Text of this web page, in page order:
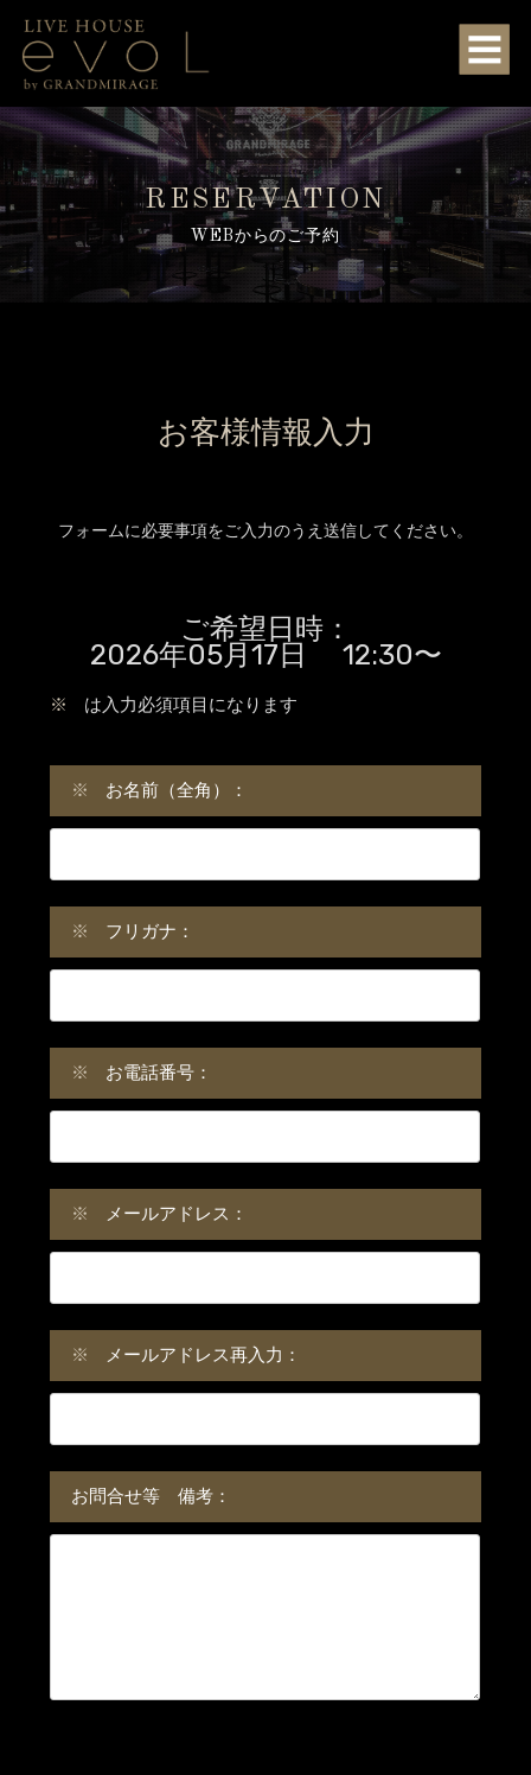
RESERVATION
WEBからのご予約
お客様情報入力
フォームに必要事項をご入力のうえ送信してください。
ご希望日時：
2026年05月17日 12:30〜
※ は入力必須項目になります
※ お名前（全角）：
※ フリガナ：
※ お電話番号：
※ メールアドレス：
※ メールアドレス再入力：
お問合せ等 備考：